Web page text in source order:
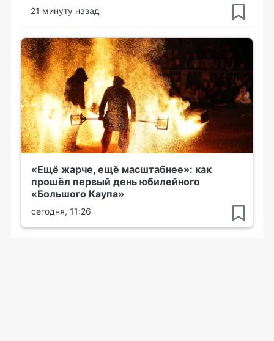
21 минуту назад
«Ещё жарче, ещё масштабнее»: как
прошёл первый день юбилейного
«Большого Каупа»
сегодня, 11:26